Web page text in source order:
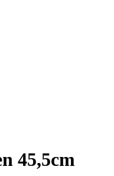
45,5cm